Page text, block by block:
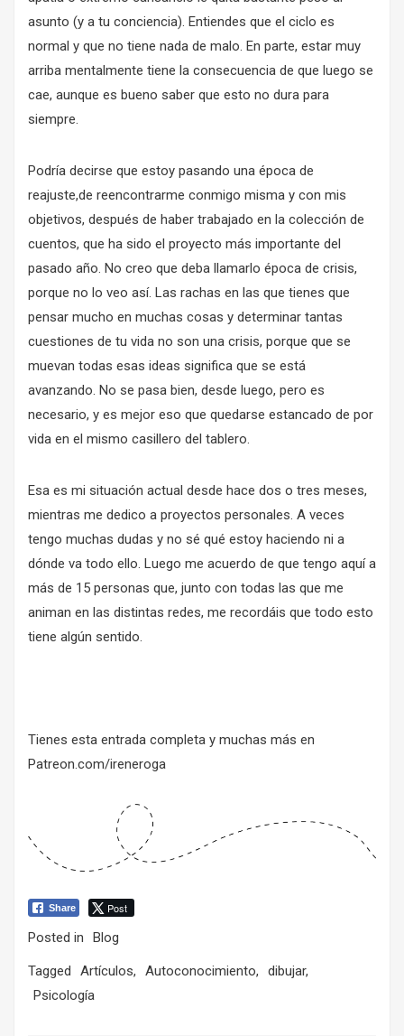
asunto (y a tu conciencia). Entiendes que el ciclo es
normal y que no tiene nada de malo. En parte, estar muy
arriba mentalmente tiene la consecuencia de que luego se
cae, aunque es bueno saber que esto no dura para
siempre.
Podría decirse que estoy pasando una época de
reajuste,de reencontrarme conmigo misma y con mis
objetivos, después de haber trabajado en la colección de
cuentos, que ha sido el proyecto más importante del
pasado año. No creo que deba llamarlo época de crisis,
porque no lo veo así. Las rachas en las que tienes que
pensar mucho en muchas cosas y determinar tantas
cuestiones de tu vida no son una crisis, porque que se
muevan todas esas ideas significa que se está
avanzando. No se pasa bien, desde luego, pero es
necesario, y es mejor eso que quedarse estancado de por
vida en el mismo casillero del tablero.
Esa es mi situación actual desde hace dos o tres meses,
mientras me dedico a proyectos personales. A veces
tengo muchas dudas y no sé qué estoy haciendo ni a
dónde va todo ello. Luego me acuerdo de que tengo aquí a
más de 15 personas que, junto con todas las que me
animan en las distintas redes, me recordáis que todo esto
tiene algún sentido.
Tienes esta entrada completa y muchas más en
Patreon.com/ireneroga
Share Post
Posted in Blog
Tagged Artículos, Autoconocimiento, dibujar,
Psicología